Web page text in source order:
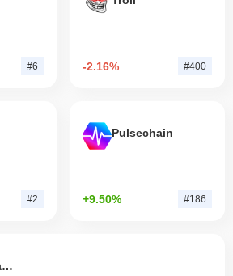
#6 -2.16% #400
#2
Pulsechain
+9.50% #186
yRise Finance